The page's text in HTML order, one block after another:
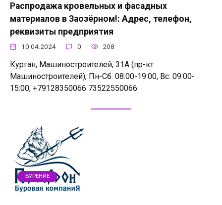
Распродажа кровельных и фасадных
материалов в Заозёрном!: Адрес, телефон,
реквизиты предприятия
10.04.2024 0 208
Курган, Машиностроителей, 31А (пр-кт
Машиностроителей), Пн-Сб: 08:00-19:00, Вс: 09:00-
15:00, +79128350066 73522550066
БУРЕНИЕ